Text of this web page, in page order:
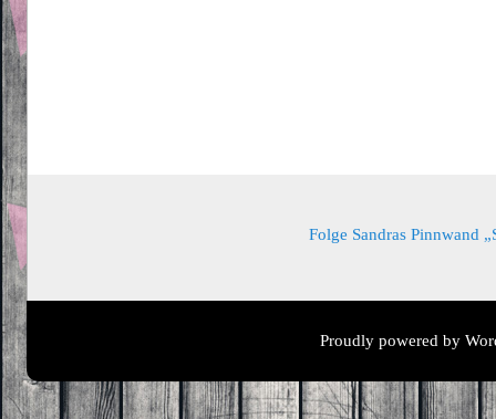
Folge Sandras Pinnwand
Proudly powered by